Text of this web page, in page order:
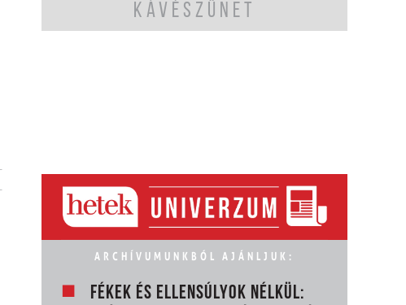
KÁVÉSZÜNET
ARCHÍVUMUNKBÓL AJÁNLJUK:
FÉKEK ÉS ELLENSÚLYOK NÉLKÜL: